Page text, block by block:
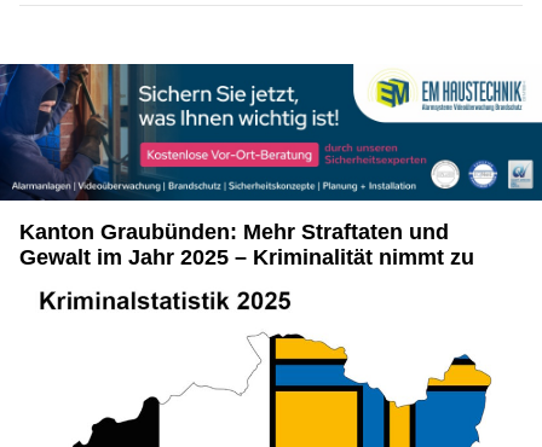
Kanton Graubünden: Mehr Straftaten und
Gewalt im Jahr 2025 – Kriminalität nimmt zu